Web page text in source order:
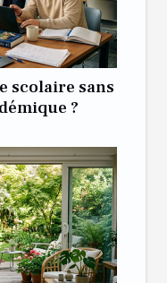
scolaire sans
?